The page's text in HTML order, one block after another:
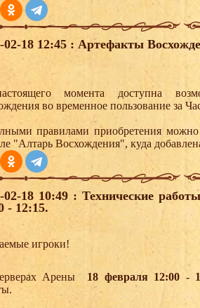
02-18 12:45 : Артефакты
момента доступна
во временное пользование за
правилами приобретения
"Алтарь Восхождения", куда
02-18 10:49 : Технические
- 12:15.
игроки!
Арены 18 февраля 12:00 -